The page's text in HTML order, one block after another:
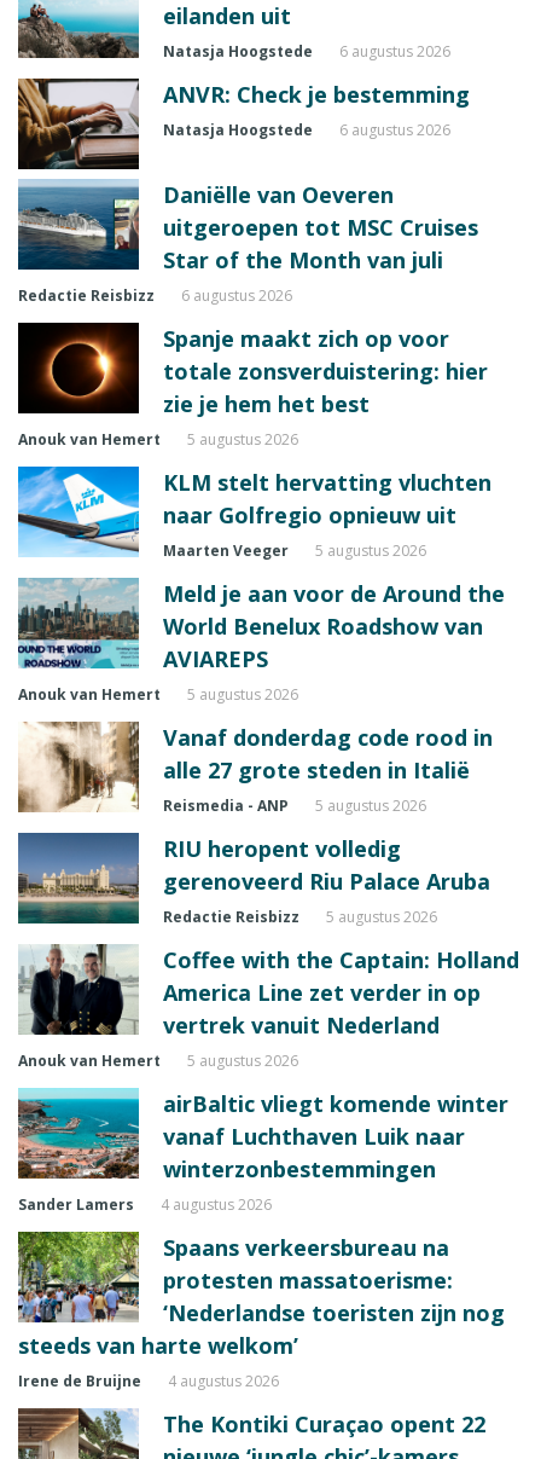
eilanden uit
Natasja Hoogstede 6 augustus 2026
ANVR: Check je bestemming
Natasja Hoogstede 6 augustus 2026
Daniëlle van Oeveren
uitgeroepen tot MSC Cruises
Star of the Month van juli
Redactie Reisbizz 6 augustus 2026
Spanje maakt zich op voor
totale zonsverduistering: hier
zie je hem het best
Anouk van Hemert 5 augustus 2026
KLM stelt hervatting vluchten
naar Golfregio opnieuw uit
Maarten Veeger 5 augustus 2026
Meld je aan voor de Around the
World Benelux Roadshow van
AVIAREPS
Anouk van Hemert 5 augustus 2026
Vanaf donderdag code rood in
alle 27 grote steden in Italië
Reismedia - ANP 5 augustus 2026
RIU heropent volledig
gerenoveerd Riu Palace Aruba
Redactie Reisbizz 5 augustus 2026
Coffee with the Captain: Holland
America Line zet verder in op
vertrek vanuit Nederland
Anouk van Hemert 5 augustus 2026
airBaltic vliegt komende winter
vanaf Luchthaven Luik naar
winterzonbestemmingen
Sander Lamers 4 augustus 2026
Spaans verkeersbureau na
protesten massatoerisme:
‘Nederlandse toeristen zijn nog
steeds van harte welkom’
Irene de Bruijne 4 augustus 2026
The Kontiki Curaçao opent 22